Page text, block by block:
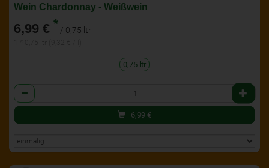
Wein Chardonnay - Weißwein
6,99 € * / 0,75 ltr
0,75 ltr
Anzahl
6,99 €